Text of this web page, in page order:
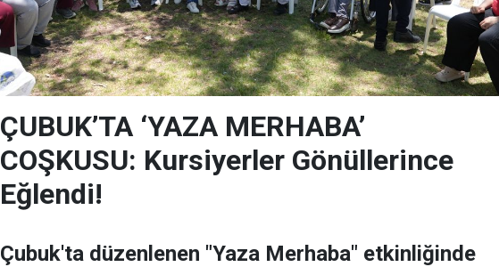
ÇUBUK’TA ‘YAZA MERHABA’
COŞKUSU: Kursiyerler Gönüllerince
Eğlendi!
Çubuk'ta düzenlenen "Yaza Merhaba" etkinliğinde